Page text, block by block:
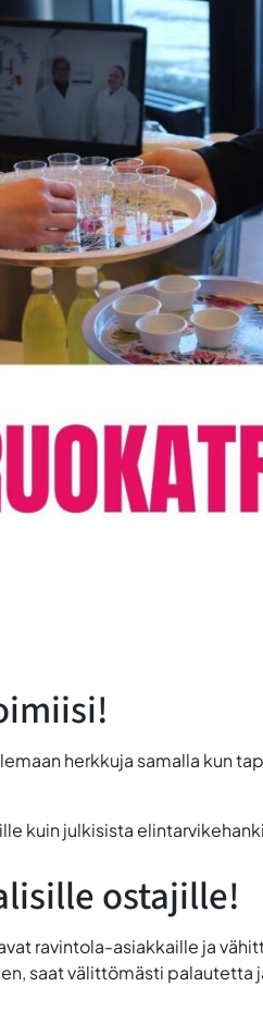
herkkuja samalla kun
kuin julkisista
ostajille!
ravintola-asiakkaille ja
saat välittömästi palautetta